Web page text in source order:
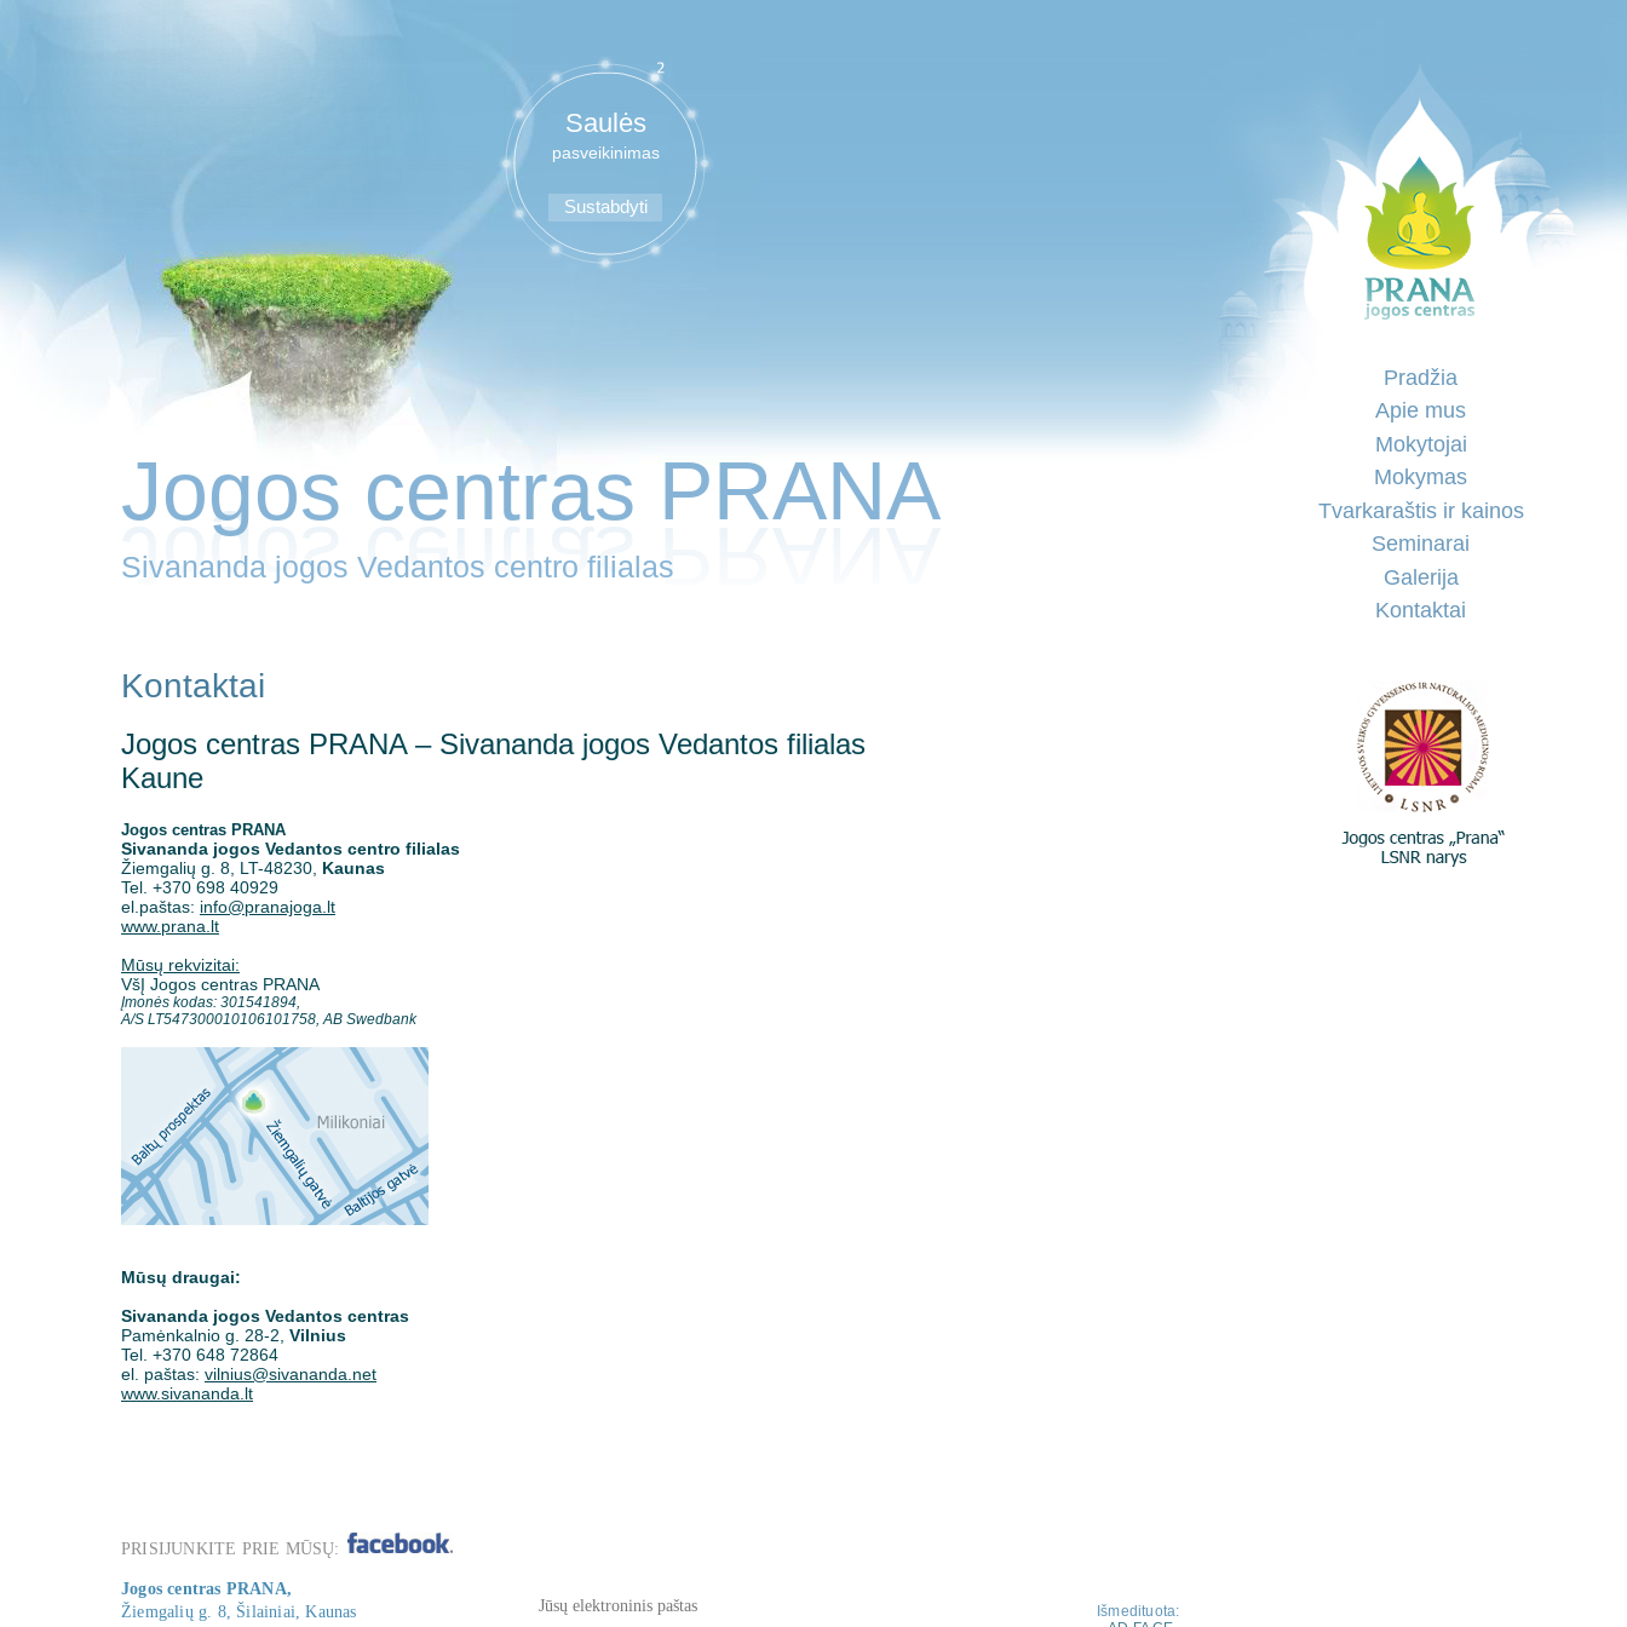
Saulės
pasveikinimas
Sustabdyti
Jogos centras PRANA
Sivananda jogos Vedantos centro filialas
Kontaktai
Jogos centras PRANA – Sivananda jogos Vedantos filialas
Kaune
Jogos centras PRANA
Sivananda jogos Vedantos centro filialas
Žiemgalių g. 8, LT-48230, Kaunas
Tel. +370 698 40929
el.paštas: info@pranajoga.lt
www.prana.lt
Mūsų rekvizitai:
VšĮ Jogos centras PRANA
Įmonės kodas: 301541894,
A/S LT547300010106101758, AB Swedbank
Mūsų draugai:
Sivananda jogos Vedantos centras
Pamėnkalnio g. 28-2, Vilnius
Tel. +370 648 72864
el. paštas: vilnius@sivananda.net
www.sivananda.lt
Pradžia
Apie mus
Mokytojai
Mokymas
Tvarkaraštis ir kainos
Seminarai
Galerija
Kontaktai
Išmedituota:
PRISIJUNKITE PRIE MŪSŲ:
Jogos centras PRANA,
Žiemgalių g. 8, Šilainiai, Kaunas